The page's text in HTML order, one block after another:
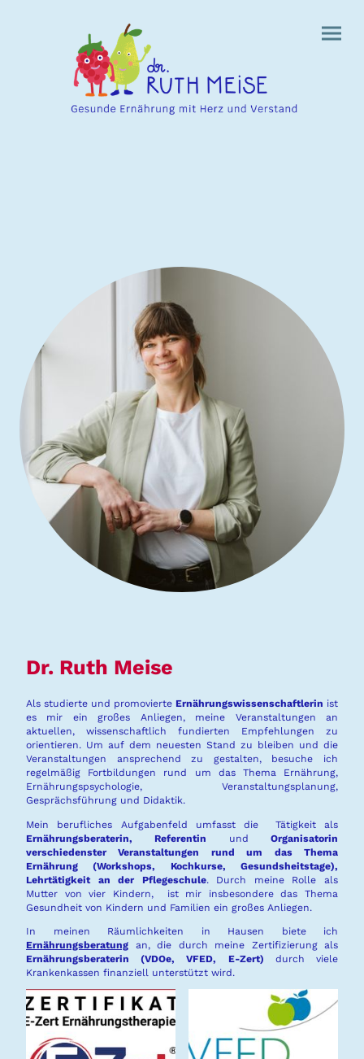
Dr. Ruth Meise
Als studierte und promovierte Ernährungswissenschaftlerin ist
es mir ein großes Anliegen, meine Veranstaltungen an
aktuellen, wissenschaftlich fundierten Empfehlungen zu
orientieren. Um auf dem neuesten Stand zu bleiben und die
Veranstaltungen ansprechend zu gestalten, besuche ich
regelmäßig Fortbildungen rund um das Thema Ernährung,
Ernährungspsychologie, Veranstaltungsplanung,
Gesprächsführung und Didaktik.
Mein berufliches Aufgabenfeld umfasst die Tätigkeit als
Ernährungsberaterin, Referentin und Organisatorin
verschiedenster Veranstaltungen rund um das Thema
Ernährung (Workshops, Kochkurse, Gesundsheitstage),
Lehrtätigkeit an der Pflegeschule.
Durch meine Rolle als
Mutter von vier Kindern, ist mir insbesondere das Thema
Gesundheit von Kindern und Familien ein großes Anliegen.
In meinen Räumlichkeiten in Hausen biete ich
Ernährungsberatung an, die durch meine Zertifizierung als
Ernährungsberaterin (VDOe, VFED, E-Zert) durch viele
Krankenkassen finanziell unterstützt wird.